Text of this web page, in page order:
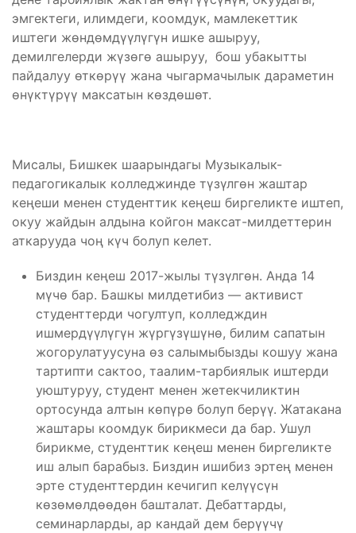
эмгектеги, илимдеги, коомдук, мамлекеттик
иштеги жөндөмдүүлүгүн ишке ашыруу,
демилгелерди жүзөгө ашыруу, бош убакытты
пайдалуу өткөрүү жана чыгармачылык дараметин
өнүктүрүү максатын көздөшөт.
Мисалы, Бишкек шаарындагы Музыкалык-
педагогикалык колледжинде түзүлгөн жаштар
кеңеши менен студенттик кеңеш биргеликте иштеп,
окуу жайдын алдына койгон максат-милдеттерин
аткарууда чоң күч болуп келет.
Биздин кеңеш 2017-жылы түзүлгөн. Анда 14
мүчө бар. Башкы милдетибиз — активист
студенттерди чогултуп, колледждин
ишмердүүлүгүн жүргүзүшүнө, билим сапатын
жогорулатуусуна өз салымыбызды кошуу жана
тартипти сактоо, таалим-тарбиялык иштерди
уюштуруу, студент менен жетекчиликтин
ортосунда алтын көпүрө болуп берүү. Жатакана
жаштары коомдук бирикмеси да бар. Ушул
бирикме, студенттик кеңеш менен биргеликте
иш алып барабыз. Биздин ишибиз эртең менен
эрте студенттердин кечигип келүүсүн
көзөмөлдөөдөн башталат. Дебаттарды,
семинарларды, ар кандай дем берүүчү